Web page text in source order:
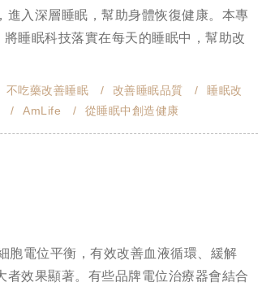
入深層睡眠，幫助身體恢復健康。本專
睡眠科技落實在每天的睡眠中，幫助改
不吃藥改善睡眠 改善睡眠品質
睡眠改
AmLife 從睡眠中創造健康
胞電位平衡，有效改善血液循環、緩解
效果顯著。有些品牌電位治療器會結合